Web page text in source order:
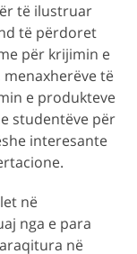
të ilustruar
të përdoret
për krijimin e
të
e produkteve
studentëve për
interesante
në
nga e para
në